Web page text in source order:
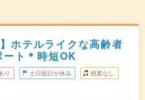
ホテルライクな高齢者
ト＊時短OK
り 土日祝日が休み 残業なし